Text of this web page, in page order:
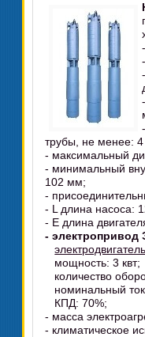
трубы, не менее:
- максимальный
- минимальный
102 мм;
-
- L длина насоса:
- E длина
- электропривод
электродвигатель
мощность: 3 квт;
количество
номинальный
КПД: 70%;
- масса
- климатическое